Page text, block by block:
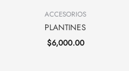
ACCESORIOS
PLANTINES
$6,000.00